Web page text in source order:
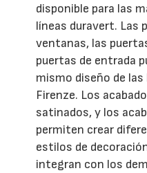
disponible para las
líneas duravert. Las
ventanas, las
puertas de entrada
mismo diseño de las
Firenze. Los
satinados, y los
permiten crear
estilos de
integran con los